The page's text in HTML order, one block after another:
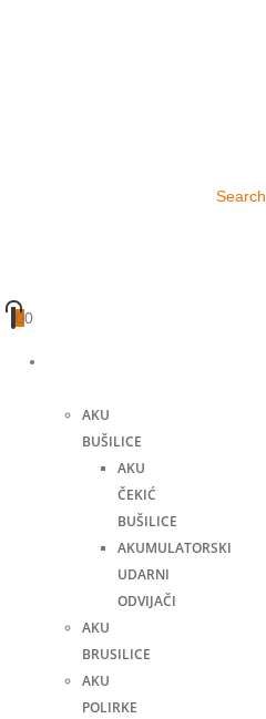
Search
00
AKU
BUŠILICE
AKU
ČEKIĆ
BUŠILICE
AKUMULATORSKI
UDARNI
ODVIJAČI
AKU
BRUSILICE
AKU
POLIRKE